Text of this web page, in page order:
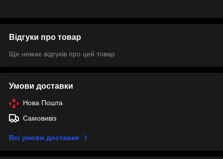
Відгуки про товар
Ще немає відгуків про цей товар
Умови доставки
Нова Пошта
Самовивіз
Всі умови доставки